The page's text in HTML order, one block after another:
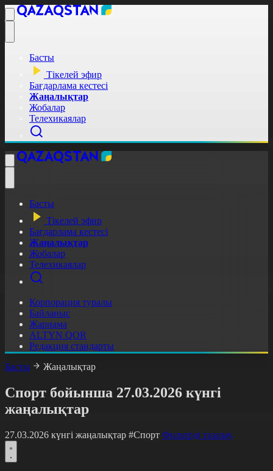
Басты
Тікелей эфир
Бағдарлама кестесі
Жаңалықтар
Жобалар
Телехикаялар
Басты
Тікелей эфир
Бағдарлама кестесі
Жаңалықтар
Жобалар
Телехикаялар
Корпорация туралы
Байланыс
Жарнама
ALTYN QOR
Редакция стандарты
Басты
Жаңалықтар
Спорт бойынша 27.03.2026 күнгі
жаңалықтар
27.03.2026 күнгі жаңалықтар #Спорт Фильтрді тазалау